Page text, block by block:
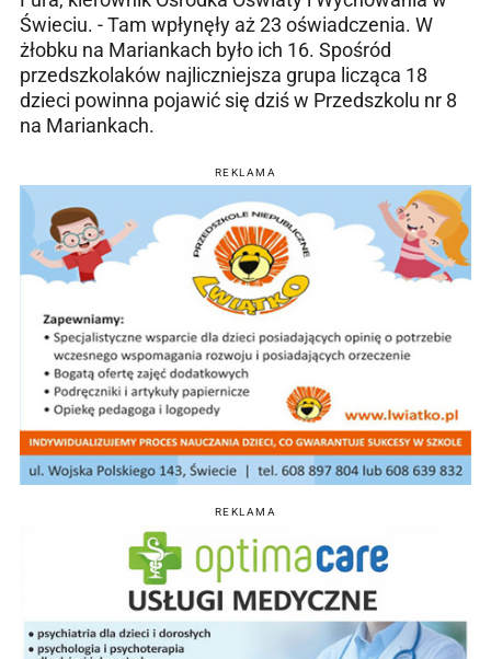
Świeciu. - Tam wpłynęły aż 23 oświadczenia. W
żłobku na Mariankach było ich 16. Spośród
przedszkolaków najliczniejsza grupa licząca 18
dzieci powinna pojawić się dziś w Przedszkolu nr 8
na Mariankach.
REKLAMA
REKLAMA